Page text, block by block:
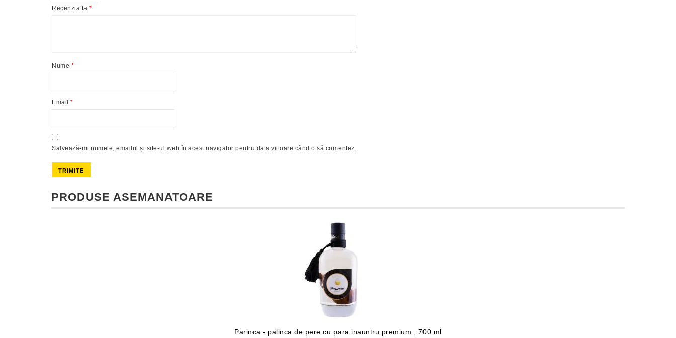
Recenzia ta *
Nume *
Email *
Salvează-mi numele, emailul și site-ul web în acest navigator pentru data viitoare când o să comentez.
PRODUSE ASEMANATOARE
Parinca - palinca de pere cu para inauntru premium , 700 ml